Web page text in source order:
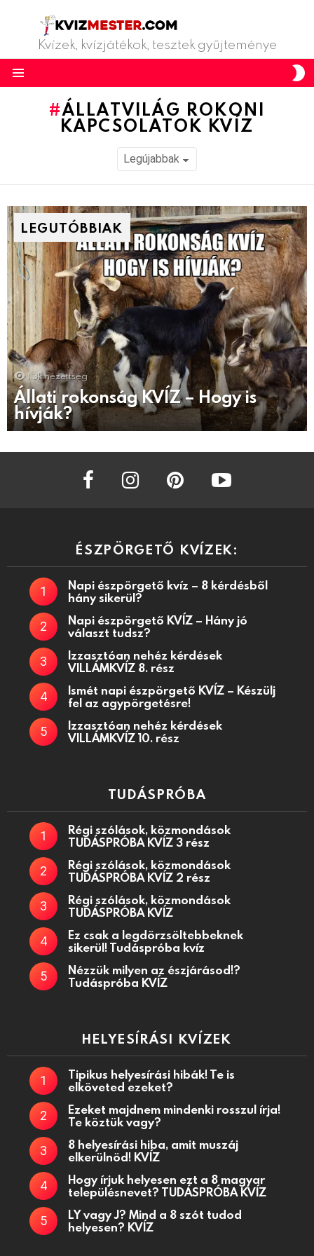
Kvízek, kvízjátékok, tesztek gyűjteménye
ÁLLATVILÁG ROKONI
KAPCSOLATOK KVÍZ
LEGUTÓBBIAK
1.3k nézettség
Állati rokonság KVÍZ – Hogy is
hívják?
facebook instagram
ÉSZPÖRGETŐ KVÍZEK:
Napi észpörgető kvíz – 8 kérdésből
hány sikerül?
Napi észpörgető KVÍZ – Hány jó
választ tudsz?
Izzasztóan nehéz kérdések
VILLÁMKVÍZ 8. rész
Ismét napi észpörgető KVÍZ – Készülj
fel az agypörgetésre!
Izzasztóan nehéz kérdések
VILLÁMKVÍZ 10. rész
TUDÁSPRÓBA
Régi szólások, közmondások
TUDÁSPRÓBA KVÍZ 3 rész
Régi szólások, közmondások
TUDÁSPRÓBA KVÍZ 2 rész
Régi szólások, közmondások
TUDÁSPRÓBA KVÍZ
Ez csak a legdörzsöltebbeknek
sikerül! Tudáspróba kvíz
Nézzük milyen az észjárásod!?
Tudáspróba KVÍZ
HELYESÍRÁSI KVÍZEK
Tipikus helyesírási hibák! Te is
elköveted ezeket?
Ezeket majdnem mindenki rosszul írja!
Te köztük vagy?
8 helyesírási hiba, amit muszáj
elkerülnöd! KVÍZ
Hogy írjuk helyesen ezt a 8 magyar
településnevet? TUDÁSPRÓBA KVÍZ
LY vagy J? Mind a 8 szót tudod
helyesen? KVÍZ